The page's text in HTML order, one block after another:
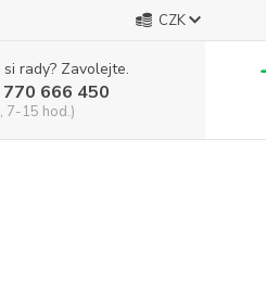
CZK
rady? Zavolejte.
666 450
7-15 hod.)